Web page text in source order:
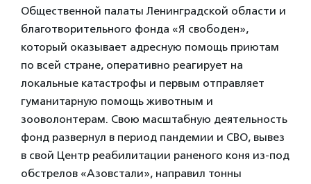
Общественной палаты Ленинградской области и
благотворительного фонда «Я свободен»,
который оказывает адресную помощь приютам
по всей стране, оперативно реагирует на
локальные катастрофы и первым отправляет
гуманитарную помощь животным и
зооволонтерам. Свою масштабную деятельность
фонд развернул в период пандемии и СВО, вывез
в свой Центр реабилитации раненого коня из-под
обстрелов «Азовстали», направил тонны